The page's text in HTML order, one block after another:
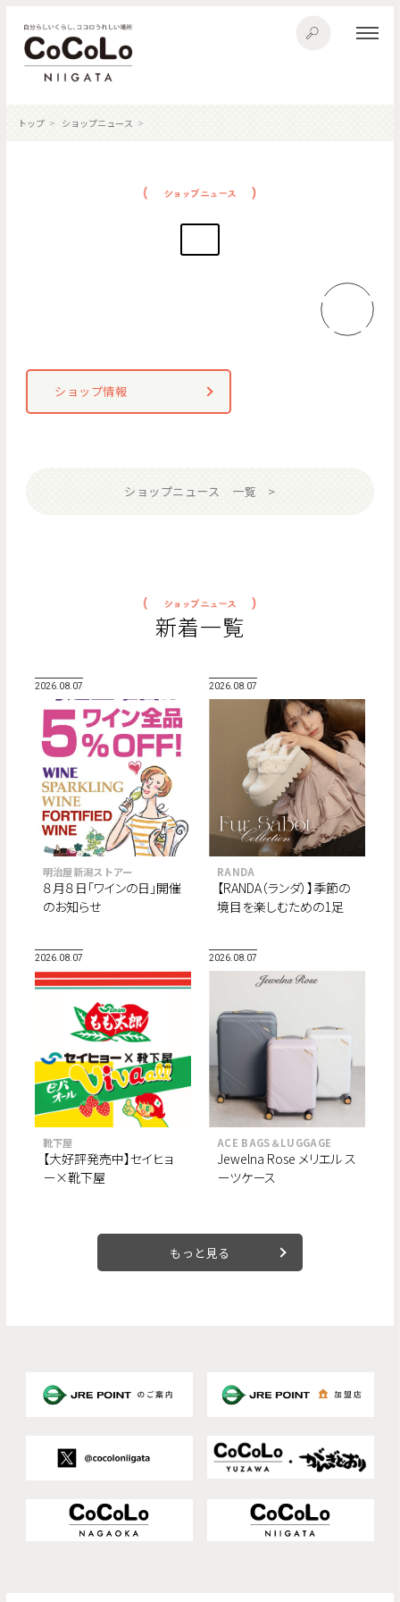
トップ ショップニュース
ショップ情報
ショップニュース 一覧
新着一覧
2026.08.07
明治屋新潟ストアー
８月８日「ワインの日」開催
のお知らせ
2026.08.07
RANDA
【RANDA（ランダ）】季節の
境目を楽しむための1足
2026.08.07
靴下屋
【大好評発売中】セイヒョ
ー×靴下屋
2026.08.07
ACE BAGS＆LUGGAGE
Jewelna Rose メリエル ス
ーツケース
もっと見る